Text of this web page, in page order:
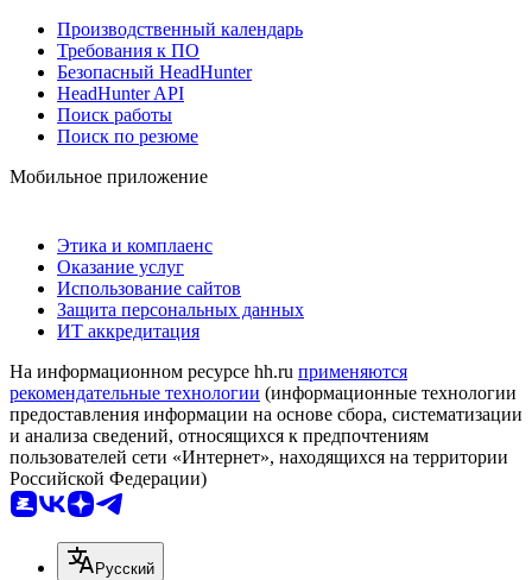
Производственный календарь
Требования к ПО
Безопасный HeadHunter
HeadHunter API
Поиск работы
Поиск по резюме
Мобильное приложение
Этика и комплаенс
Оказание услуг
Использование сайтов
Защита персональных данных
ИТ аккредитация
На информационном ресурсе hh.ru применяются
рекомендательные технологии (информационные технологии
предоставления информации на основе сбора, систематизации
и анализа сведений, относящихся к предпочтениям
пользователей сети «Интернет», находящихся на территории
Российской Федерации)
Русский